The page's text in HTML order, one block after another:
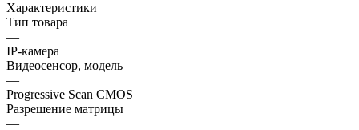
Характеристики
Тип товара
—
IP-камера
Видеосенсор, модель
—
Progressive Scan CMOS
Разрешение матрицы
—